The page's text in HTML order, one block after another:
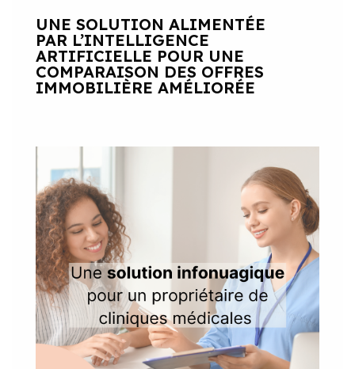
UNE SOLUTION ALIMENTÉE
PAR L’INTELLIGENCE
ARTIFICIELLE POUR UNE
COMPARAISON DES OFFRES
IMMOBILIÈRE AMÉLIORÉE